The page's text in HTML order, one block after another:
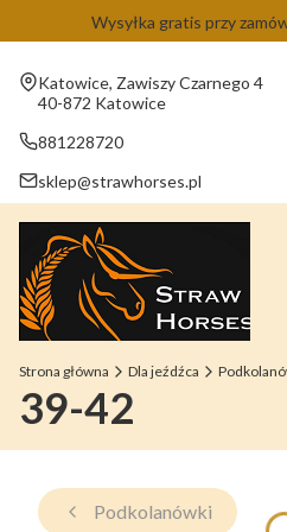
Wysyłka gratis przy
Adres:
Katowice, Zawiszy Czarnego 4
40-872 Katowice
881228720
sklep@strawhorses.pl
Strona główna Dla jeźdźca
39-42
Podkolanówki